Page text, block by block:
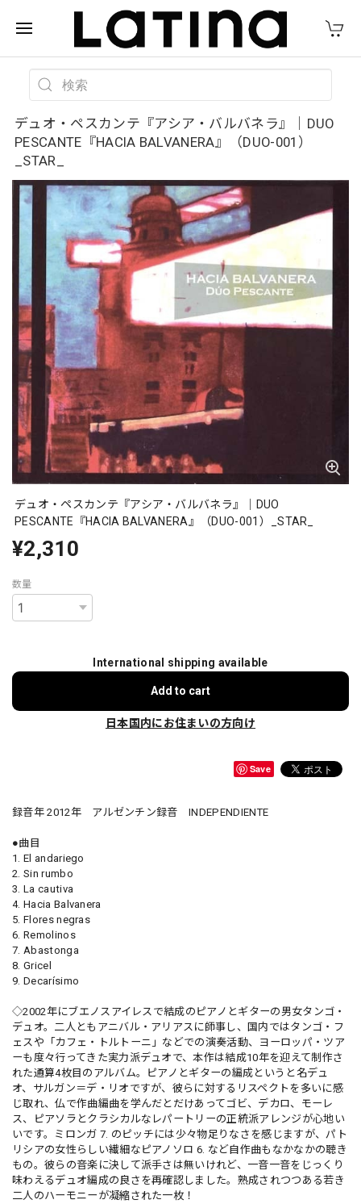
デュオ・ペスカンテ『アシア・バルバネラ』｜DUO
PESCANTE『HACIA BALVANERA』（DUO-001）
_STAR_
デュオ・ペスカンテ『アシア・バルバネラ』｜DUO
PESCANTE『HACIA BALVANERA』（DUO-001）_STAR_
¥2,310
数量
International shipping available
Add to cart
日本国内にお住まいの方向け
Save
録音年 2012年 アルゼンチン録音 INDEPENDIENTE
●曲目
1. El andariego
2. Sin rumbo
3. La cautiva
4. Hacia Balvanera
5. Flores negras
6. Remolinos
7. Abastonga
8. Gricel
9. Decarísimo
◇2002年にブエノスアイレスで結成のピアノとギターの男女タンゴ・
デュオ。二人ともアニバル・アリアスに師事し、国内ではタンゴ・フ
ェスや「カフェ・トルトーニ」などでの演奏活動、ヨーロッパ・ツア
ーも度々行ってきた実力派デュオで、本作は結成10年を迎えて制作さ
れた通算4枚目のアルバム。ピアノとギターの編成というと名デュ
オ、サルガン＝デ・リオですが、彼らに対するリスペクトを多いに感
じ取れ、仏で作曲編曲を学んだとだけあってゴビ、デカロ、モーレ
ス、ピアソラとクラシカルなレパートリーの正統派アレンジが心地い
いです。ミロンガ 7. のピッチには少々物足りなさを感じますが、パト
リシアの女性らしい繊細なピアノソロ 6. など自作曲もなかなかの聴き
もの。彼らの音楽に決して派手さは無いけれど、一音一音をじっくり
味わえるデュオ編成の良さを再確認しました。熟成されつつある若き
二人のハーモニーが凝縮された一枚！